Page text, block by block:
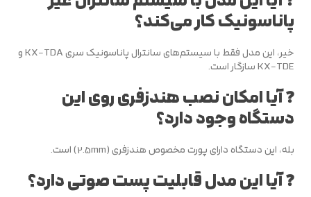
پاناسونیک کار می‌کند؟
خیر، این مدل فقط با سیستم‌های سانترال پاناسونیک سری KX-TDA و
KX-TDE سازگار است.
❓ آیا امکان نصب هندزفری روی این
دستگاه وجود دارد؟
بله، این دستگاه دارای پورت مخصوص هندزفری (2.5mm) است.
❓ آیا این مدل قابلیت پست صوتی دارد؟